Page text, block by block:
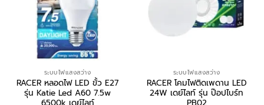
ระบบไฟแสงสว่าง
RACER หลอดไฟ LED ขั้ว E27
รุ่น Katie Led A60 7.5w
ระบบไฟแสงสว่าง
RACER โคมไฟติดเพดาน LED
24W เดย์ไลท์ รุ่น ป๊อปไบร์ท